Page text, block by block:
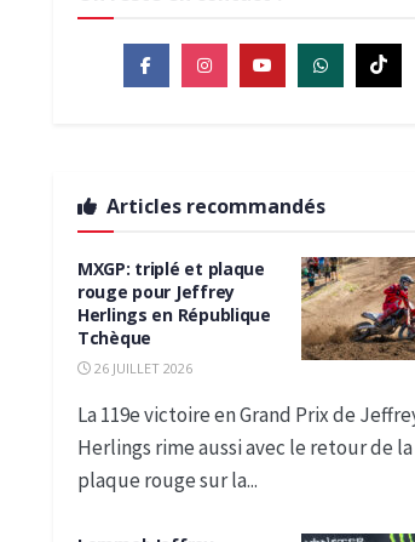
Articles recommandés
MXGP: triplé et plaque
rouge pour Jeffrey
Herlings en République
Tchèque
26 JUILLET 2026
La 119e victoire en Grand Prix de
Herlings rime aussi avec le retour de la
plaque rouge sur la...